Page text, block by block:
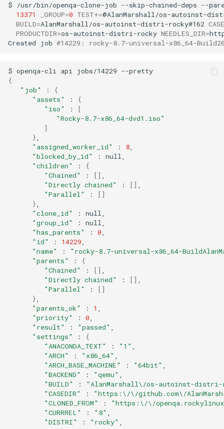
$ /usr/bin/openqa-clone-job --skip-chained-deps --
13371
_GROUP=0 TEST+=@AlanMarshall/os-autoinst-
BUILD=AlanMarshall/os-autoinst-distri-rocky#162
PRODUCTDIR=os-autoinst-distri-rocky NEEDLES_DIR=
Created
job #14229: rocky-8.7-universal-x86_64-
$ openqa-cli api jobs/14229
{
"job"
:
{
"assets"
:
{
"iso"
:
[
"Rocky-8.7-x86_64-dvd1.iso"
]
}
"assigned_worker_id"
: 8
"blocked_by_id"
:
"children"
:
{
"Chained"
: []
"Directly chained"
: []
"Parallel"
:
[]
}
"clone_id"
:
"group_id"
:
"has_parents"
: 0
"id"
: 14229
"name"
:
"rocky-8.7-universal-x86_64-
"parents"
:
{
"Chained"
: []
"Directly chained"
: []
"Parallel"
:
[]
}
"parents_ok"
: 1
"priority"
: 0
"result"
: "passed"
"settings"
:
{
"ANACONDA_TEXT"
: "1"
"ARCH"
: "x86_64"
"ARCH_BASE_MACHINE"
: "64bit"
"BACKEND"
: "qemu"
"BUILD"
:
"AlanMarshall\/os-autoinst-distri-
"CASEDIR"
:
"https:\/\/github.com\/
"CLONED_FROM"
:
"https:\/\/
"CURRREL"
: "8"
"DISTRI"
: "rocky"